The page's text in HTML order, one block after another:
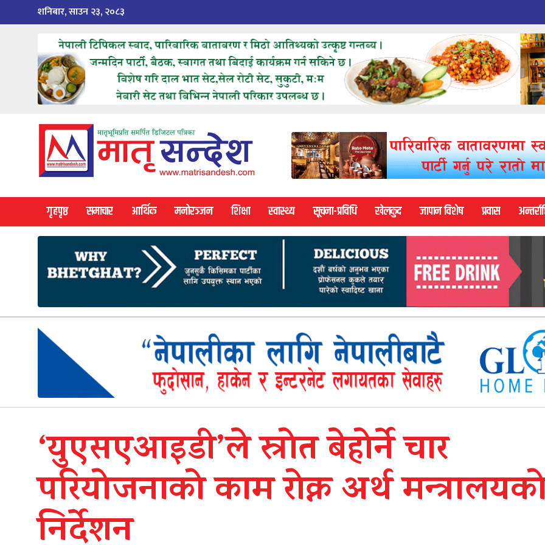
to
शनिबार, साउन २३, २०८३
गृहपृष्ठ समाचार आर्थिक मनोरञ्जन शिक्षा स्वास्थ्य सूचना-प्रविधि खेलकुद जापान विशेष प्रवास
‘युएसएआइडी’ले स्रोत बेहोर्ने चार
परियोजनाको काम रोक्न अर्थ